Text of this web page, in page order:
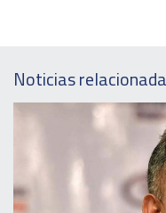
Noticias